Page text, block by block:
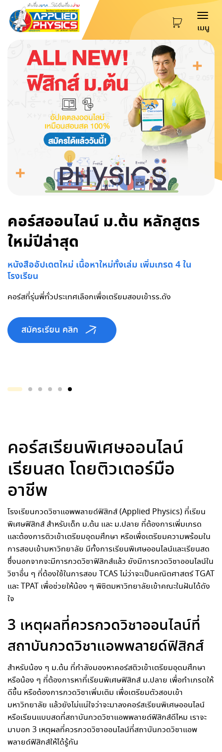
เมนู
คอร์สออนไลน์ ม.ต้น หลักสูตร
ใหม่ปีล่าสุด
หนังสืออัปเดตใหม่ เนื้อหาใหม่ทั้งเล่ม เพิ่มเกรด 4 ใน
โรงเรียน
คอร์สที่รุ่นพี่ทั่วประเทศเลือกเพื่อเตรียมสอบเข้ารร.ดัง
สมัครเรียน คลิก
สอนสด ต.ค.69 และ พ.ย.69 -
ก.พ. 70
เริ่มรับสมัคร 8 ก.ย. 69
หลักนาที...รับจำนวนจำกัด
สมัครเรียน คลิก
คอร์สเรียนพิเศษออนไลน์
เรียนสด โดยติวเตอร์มือ
อาชีพ
โรงเรียนกวดวิชาแอพพลายด์ฟิสิกส์ (Applied Physics) ที่เรียน
พิเศษฟิสิกส์ สำหรับเด็ก ม.ต้น และ ม.ปลาย ที่ต้องการเพิ่มเกรด
และต้องการติวเข้าเตรียมอุดมศึกษา หรือเพื่อเตรียมความพร้อมใน
การสอบเข้ามหาวิทยาลัย มีทั้งการเรียนพิเศษออนไลน์และเรียนสด
ซึ่งนอกจากจะมีการกวดวิชาฟิสิกส์แล้ว ยังมีการกวดวิชาออนไลน์ใน
วิชาอื่น ๆ ที่ต้องใช้ในการสอบ TCAS ไม่ว่าจะเป็นคณิตศาสตร์ TGAT
และ TPAT เพื่อช่วยให้น้อง ๆ พิชิตมหาวิทยาลัยเข้าคณะในฝันได้ดัง
ใจ
3 เหตุผลที่ควรกวดวิชาออนไลน์ที่
สถาบันกวดวิชาแอพพลายด์ฟิสิกส์
สำหรับน้อง ๆ ม.ต้น ที่กำลังมองหาคอร์สติวเข้าเตรียมอุดมศึกษา
หรือน้อง ๆ ที่ต้องการหาที่เรียนพิเศษฟิสิกส์ ม.ปลาย เพื่อทำเกรดให้
ดีขึ้น หรือต้องการกวดวิชาเพิ่มเติม เพื่อเตรียมตัวสอบเข้า
มหาวิทยาลัย แล้วยังไม่แน่ใจว่าจะมาลงคอร์สเรียนพิเศษออนไลน์
หรือเรียนแบบสดที่สถาบันกวดวิชาแอพพลายด์ฟิสิกส์ดีไหม เราจะ
มาบอก 3 เหตุผลที่ควรกวดวิชาออนไลน์ที่สถาบันกวดวิชาแอพ
พลายด์ฟิสิกส์ให้ได้รู้กัน